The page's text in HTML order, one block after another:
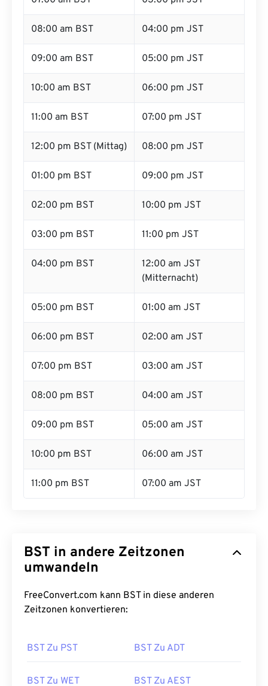
08:00 am BST 04:00 pm JST
09:00 am BST 05:00 pm JST
10:00 am BST 06:00 pm JST
11:00 am BST 07:00 pm JST
12:00 pm BST (Mittag) 08:00 pm JST
01:00 pm BST 09:00 pm JST
02:00 pm BST 10:00 pm JST
03:00 pm BST 11:00 pm JST
04:00 pm BST
12:00 am JST
(Mitternacht)
05:00 pm BST 01:00 am JST
06:00 pm BST 02:00 am JST
07:00 pm BST 03:00 am JST
08:00 pm BST 04:00 am JST
09:00 pm BST 05:00 am JST
10:00 pm BST 06:00 am JST
11:00 pm BST 07:00 am JST
BST in andere Zeitzonen
umwandeln
FreeConvert.com kann BST in diese anderen
Zeitzonen konvertieren:
BST Zu PST BST Zu ADT
BST Zu WET BST Zu AEST